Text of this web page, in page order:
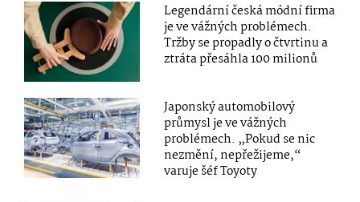
Legendární česká módní firma
je ve vážných problémech.
Tržby se propadly o čtvrtinu a
ztráta přesáhla 100 milionů
Japonský automobilový
průmysl je ve vážných
problémech. „Pokud se nic
nezmění, nepřežijeme,“
varuje šéf Toyoty